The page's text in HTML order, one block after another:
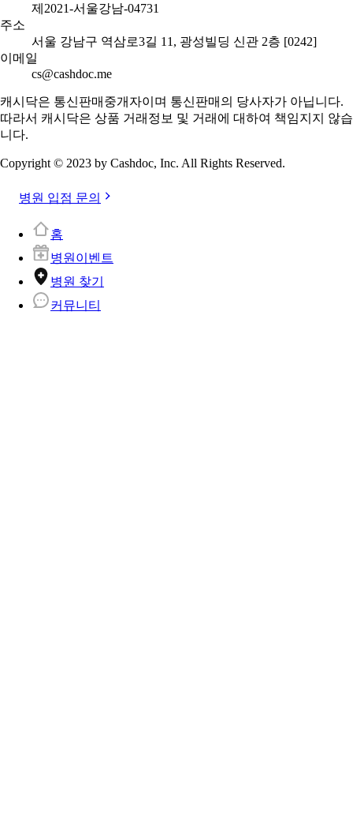
제2021-서울강남-04731
주소
서울 강남구 역삼로3길 11, 광성빌딩 신관 2층 [0242]
이메일
cs@cashdoc.me
캐시닥은 통신판매중개자이며 통신판매의 당사자가 아닙니다.
따라서 캐시닥은 상품 거래정보 및 거래에 대하여 책임지지 않습
니다.
Copyright © 2023 by Cashdoc, Inc. All Rights Reserved.
병원 입점 문의
홈
병원이벤트
병원 찾기
커뮤니티